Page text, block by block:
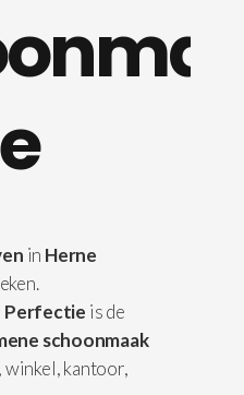
in Herne
Perfectie is de
schoonmaak
kantoor,